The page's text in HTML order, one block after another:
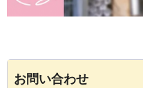
お問い合わせ